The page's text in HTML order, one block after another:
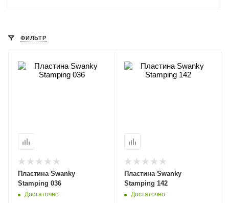
ФИЛЬТР
Пластина Swanky
Stamping 036
Достаточно
Пластина Swanky
Stamping 142
Достаточно